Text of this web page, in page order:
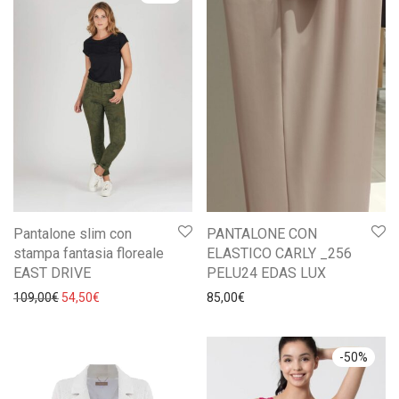
Pantalone slim con
stampa fantasia floreale
EAST DRIVE
109,00€ Il prezzo originale era: 109,00€.
54,50€ Il prezzo attuale è: 54,50€.
PANTALONE CON
ELASTICO CARLY _256
PELU24 EDAS LUX
85,00€
-50%